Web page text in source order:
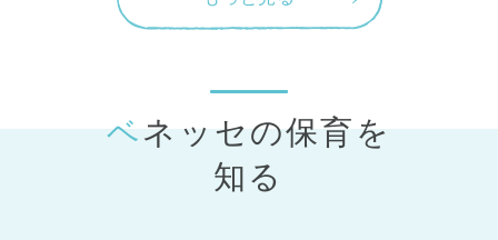
ベネッセの保育を
知る